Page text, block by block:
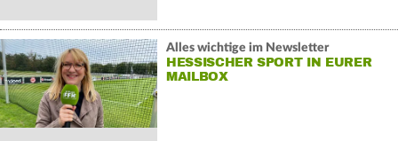
Alles wichtige im Newsletter
HESSISCHER SPORT IN EURER
MAILBOX